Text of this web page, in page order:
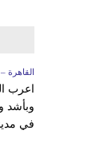
القاهرة
اعرب
وبأشد
في